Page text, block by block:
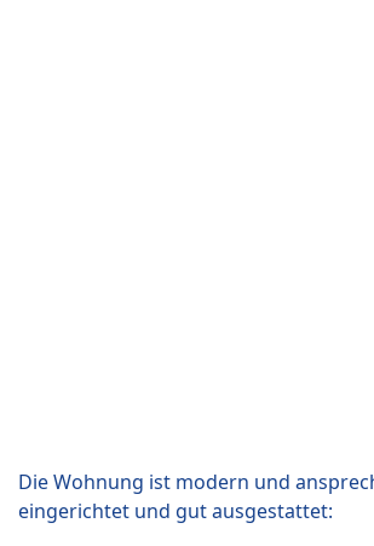
Die Wohnung ist modern und
eingerichtet und gut ausgestattet: